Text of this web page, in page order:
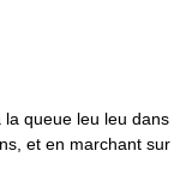
queue leu leu dans
et en marchant sur